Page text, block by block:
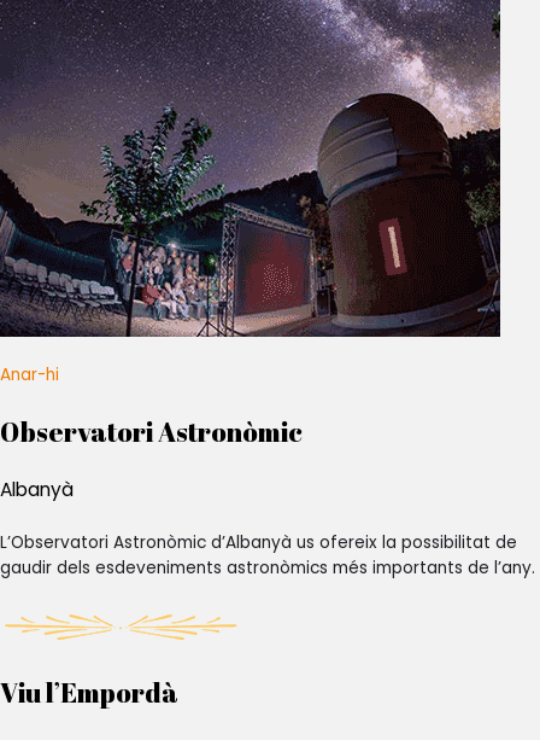
Anar-hi
Observatori Astronòmic
Albanyà
L’Observatori Astronòmic d’Albanyà us ofereix la possibilitat de
gaudir dels esdeveniments astronòmics més importants de l’any.
Viu l’Empordà